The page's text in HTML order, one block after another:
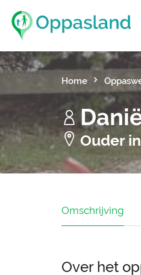
Home
Ouder
Omschrijving
Over het